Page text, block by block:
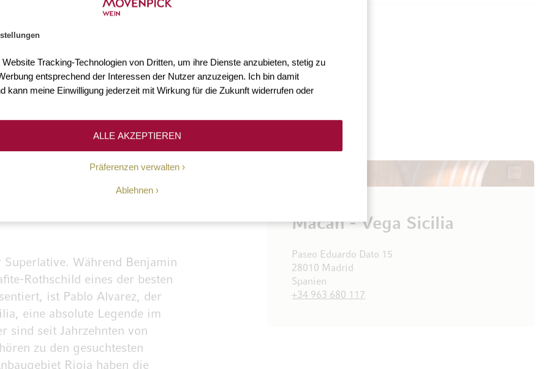
Tracking-Technologien von Dritten, um ihre Dienste anzubieten, stetig zu
entsprechend der Interessen der Nutzer anzuzeigen. Ich bin damit
kann meine Einwilligung jederzeit mit Wirkung für die Zukunft widerrufen oder
Präferenzen verwalten
Ablehnen
ALLE AKZEPTIEREN
Wein
Macán - Vega Sicilia
Paseo Eduardo Dato 15
28010 Madrid
Spanien
+34 963 680 117
Während Benjamin
Rothschild eines der besten
ist Pablo Alvarez, der
eine absolute Legende im
sind seit Jahrzehnten von
zu den gesuchtesten
Rioja haben die